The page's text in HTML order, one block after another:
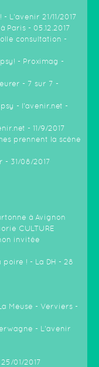
L'avenir 21/11/2017
- 05.12.2017
consultation -
- Proximag -
- 7 sur 7 -
- l'avenir.net -
- 11/9/2017
prennent la scène
- 31/08/2017
à Avignon
CULTURE
invitée
! - La DH - 28
Meuse - Verviers -
- L'avenir
01/2017